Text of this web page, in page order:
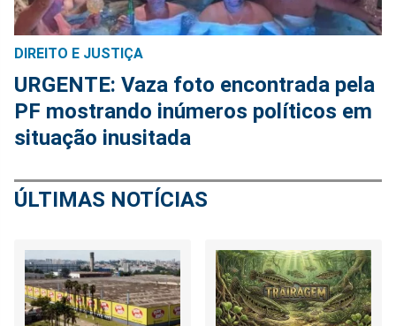
DIREITO E JUSTIÇA
URGENTE: Vaza foto encontrada pela
PF mostrando inúmeros políticos em
situação inusitada
ÚLTIMAS NOTÍCIAS